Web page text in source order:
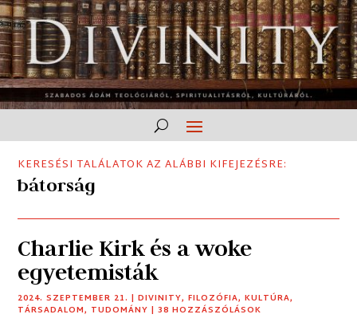
KERESÉSI TALÁLATOK AZ ALÁBBI KIFEJEZÉSRE:
bátorság
Charlie Kirk és a woke
egyetemisták
2024. SZEPTEMBER 21. |DIVINITY,FILOZÓFIA,KULTÚRA,
TÁRSADALOM, TUDOMÁNY | 38 HOZZÁSZÓLÁSOK